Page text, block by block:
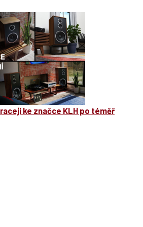
ke značce KLH po téměř